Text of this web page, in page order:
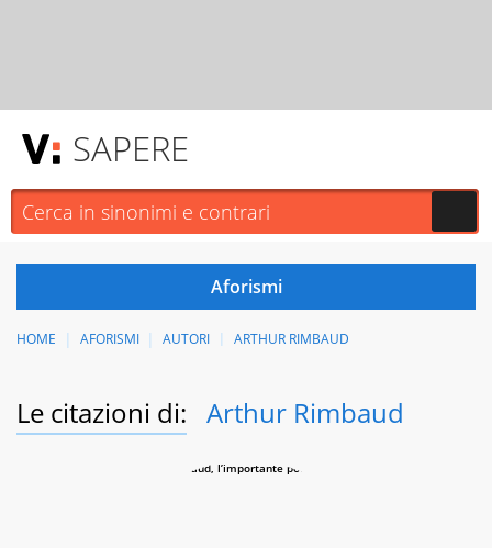
SAPERE
HOME AFORISMI AUTORI ARTHUR RIMBAUD
Le citazioni di: Arthur Rimbaud